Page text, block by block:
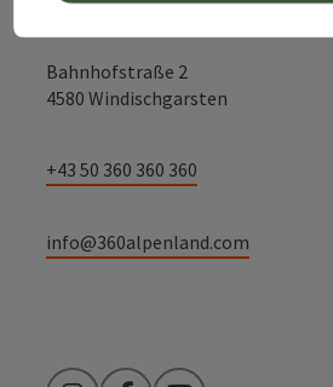
Alpenland Tourismus GmbH
Bahnhofstraße 2
4580 Windischgarsten
+43 50 360 360 360
info@360alpenland.com